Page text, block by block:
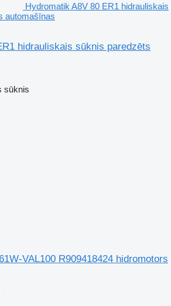
Hydromatik A8V 80 ER1 hidrauliskais
automašīnas
hidrauliskais sūknis paredzēts
sūknis
VAL100 R909418424 hidromotors